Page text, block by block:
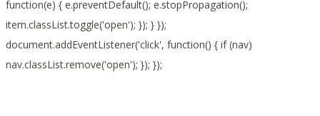
function(e) { e.preventDefault(); e.stopPropagation();
item.classList.toggle('open'); }); } });
document.addEventListener('click', function() { if (nav)
nav.classList.remove('open'); }); });